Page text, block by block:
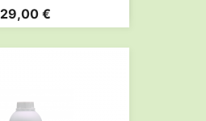
Prix
29,00 €